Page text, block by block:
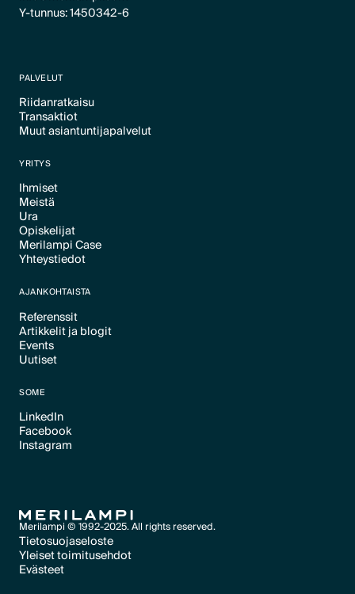
Y-tunnus: 1450342-6
PALVELUT
Riidanratkaisu
Text Link
Transaktiot
Text Link
Muut asiantuntijapalvelut
YRITYS
Ihmiset
Text Link
Meistä
Text Link
Ura
Text Link
Opiskelijat
Text Link
Merilampi Case
Text Link
Yhteystiedot
AJANKOHTAISTA
Referenssit
Text Link
Artikkelit ja blogit
Text Link
Events
Text Link
Uutiset
SOME
LinkedIn
Text Link
Facebook
Text Link
Instagram
Merilampi © 1992-2025. All rights reserved.
Tietosuojaseloste
Text Link
Yleiset toimitusehdot
Text Link
Evästeet